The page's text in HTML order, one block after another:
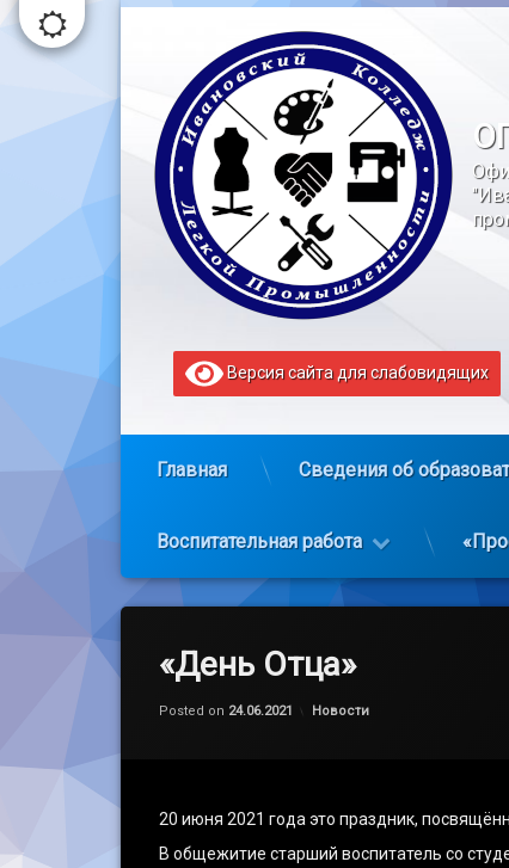
Перейти
содержимому
Версия сайта для слабовидящих
Главная Сведения об
Воспитательная работа
«День Отца»
Posted on 24.06.2021
Обновлено на
by
Категории:
Новости
20 июня 2021 года это праздник,
В общежитие старший воспитатель со